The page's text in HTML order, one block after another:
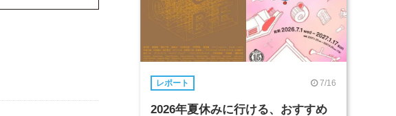
レポート 7/16
2026年夏休みに行ける、おすすめ